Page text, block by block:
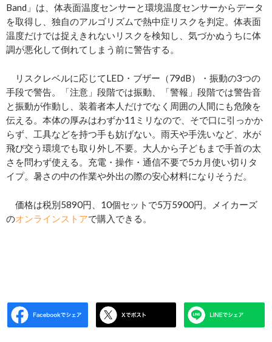
Band」は、体表面温度センサーと環境温度センサーからデータ
を取得し、独自のアルゴリズムで熱中症リスクを判定。体表面
温度だけでは捉えきれないリスクを検知し、気づかぬうちに体
調が悪化して倒れてしまう前に警告する。
リスクレベルに応じてLED・ブザー（79dB）・振動の3つの
手段で警告。「注意」段階では振動、「警報」段階では警告音
と振動が作動し、装着者本人だけでなく周囲の人間にも危険を
伝える。本体の厚みはわずか11ミリなので、そで口に引っかか
らず、工具などを持つ手も妨げない。雨天や手洗いなど、水が
飛び交う環境でも取り外し不要。大人から子どもまで手首の太
さを問わず使える。充電・操作・通信不要で5カ月使い切りタ
イプ。暑さの中の作業や外出の際の安心材料になりそうだ。
価格は税別5890円、10個セットで5万5900円。メイカーズ
のオンラインストアで購入できる。